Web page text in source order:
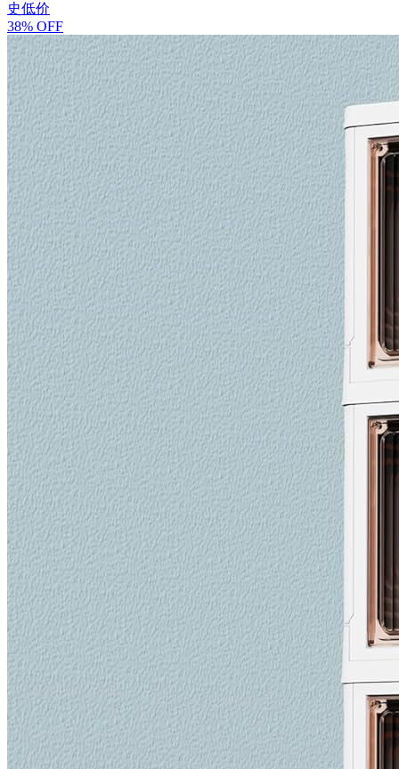
史低价
38% OFF